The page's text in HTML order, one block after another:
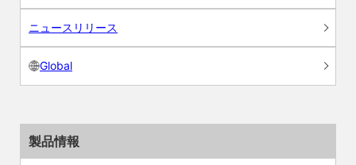
ニュースリリース
Global
製品情報